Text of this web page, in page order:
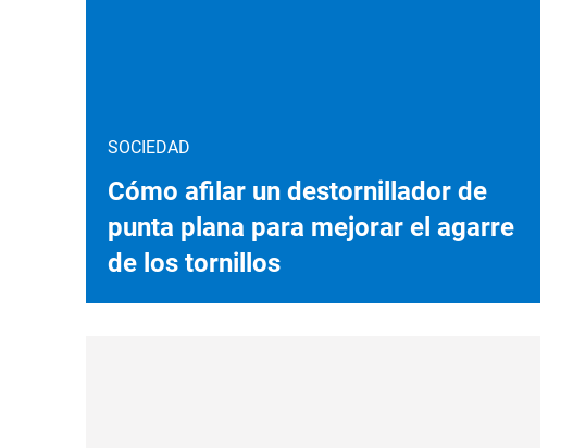
SOCIEDAD
Cómo afilar un destornillador de
punta plana para mejorar el agarre
de los tornillos